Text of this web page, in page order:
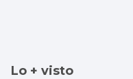
Lo + visto